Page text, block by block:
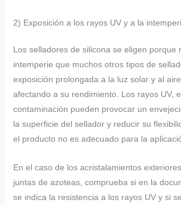
2) Exposición a los rayos UV y a la
Los selladores de silicona se eligen porque
intemperie que muchos otros tipos de
exposición prolongada a la luz solar y al
afectando a su rendimiento. Los rayos UV,
contaminación pueden provocar un
la superficie del sellador y reducir su
el producto no es adecuado para la
En el caso de los acristalamientos
juntas de azoteas, comprueba si en la
se indica la resistencia a los rayos UV y si